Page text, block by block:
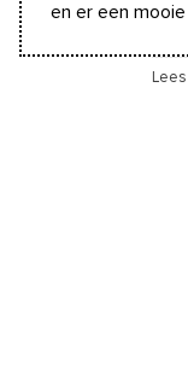
en er een